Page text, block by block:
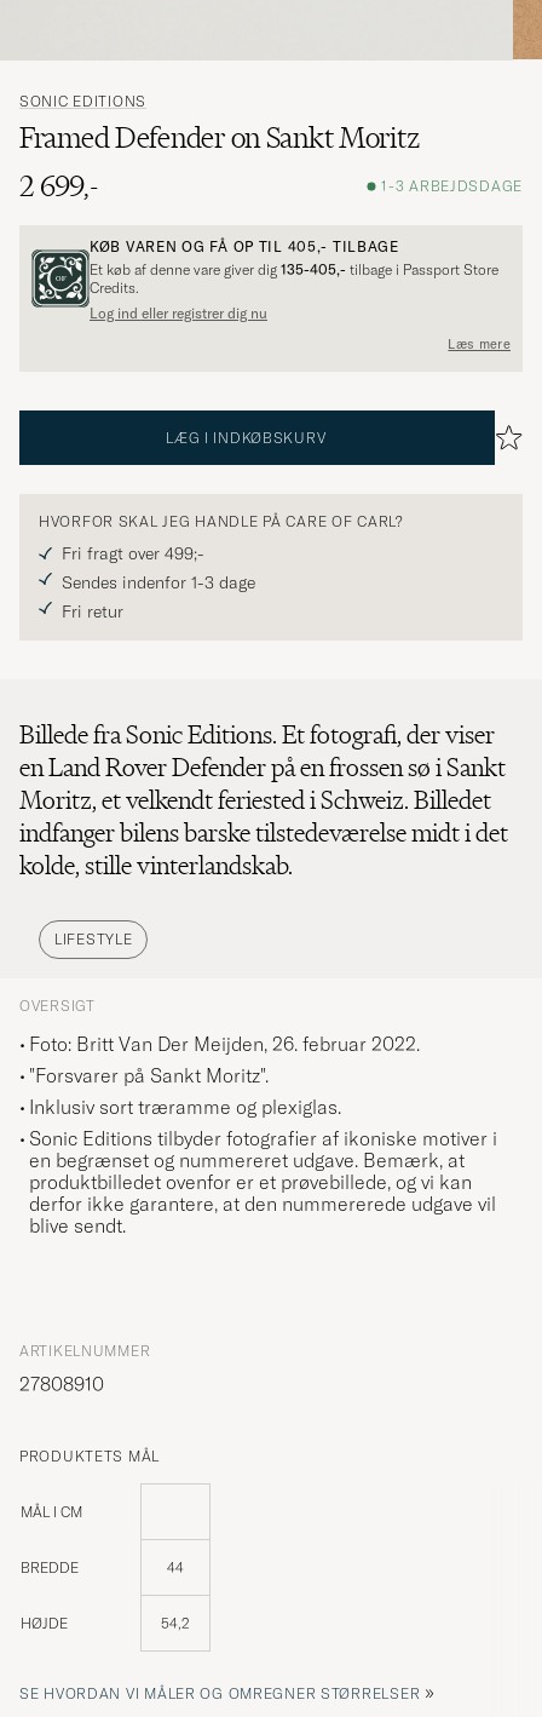
SONIC EDITIONS
Framed Defender on Sankt Moritz
2 699,-
1-3 ARBEJDSDAGE
KØB VAREN OG FÅ OP TIL 405,- TILBAGE
Et køb af denne vare giver dig 135-405,- tilbage i Passport Store
Credits.
Log ind eller registrer dig nu
Læs mere
LÆG I INDKØBSKURV
HVORFOR SKAL JEG HANDLE PÅ CARE OF CARL?
Fri fragt over 499;-
Sendes indenfor 1-3 dage
Fri retur
Billede fra Sonic Editions. Et fotografi, der viser
en Land Rover Defender på en frossen sø i Sankt
Moritz, et velkendt feriested i Schweiz. Billedet
indfanger bilens barske tilstedeværelse midt i det
kolde, stille vinterlandskab.
LIFESTYLE
OVERSIGT
Foto: Britt Van Der Meijden, 26. februar 2022.
"Forsvarer på Sankt Moritz".
Inklusiv sort træramme og plexiglas.
Sonic Editions tilbyder fotografier af ikoniske motiver i
en begrænset og nummereret udgave. Bemærk, at
produktbilledet ovenfor er et prøvebillede, og vi kan
derfor ikke garantere, at den nummererede udgave vil
blive sendt.
ARTIKELNUMMER
27808910
PRODUKTETS MÅL
MÅL I CM
BREDDE 44
HØJDE 54,2
SE HVORDAN VI MÅLER OG OMREGNER STØRRELSER »